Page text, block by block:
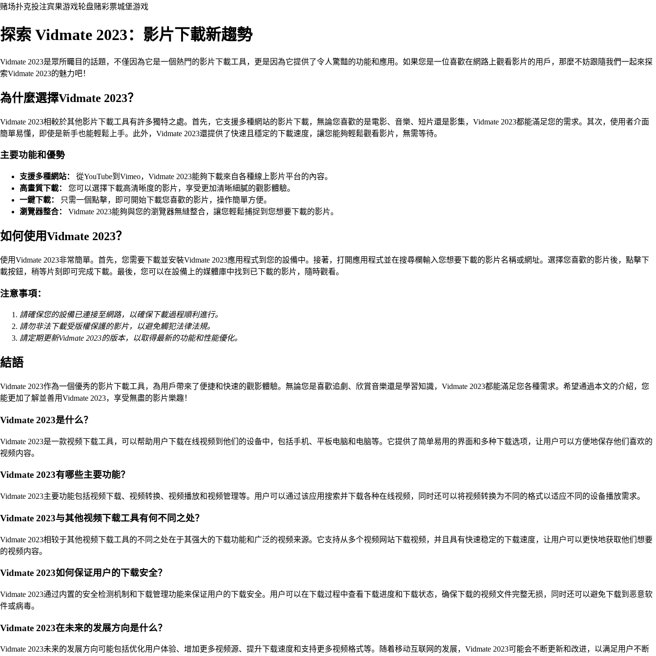
赌场扑克投注宾果游戏轮盘赌彩票城堡游戏
探索 Vidmate 2023：影片下載新趨勢
Vidmate 2023是眾所矚目的話題，不僅因為它是一個熱門的影片下載工具，更是因為它提供了令人驚豔的功能和應用。如果您是一位喜歡在網路上觀看影片的用戶，那麼不妨跟隨我們一起來探
索Vidmate 2023的魅力吧！
為什麼選擇Vidmate 2023？
Vidmate 2023相較於其他影片下載工具有許多獨特之處。首先，它支援多種網站的影片下載，無論您喜歡的是電影、音樂、短片還是影集，Vidmate 2023都能滿足您的需求。其次，使用者介面
簡單易懂，即使是新手也能輕鬆上手。此外，Vidmate 2023還提供了快速且穩定的下載速度，讓您能夠輕鬆觀看影片，無需等待。
主要功能和優勢
支援多種網站：
從YouTube到Vimeo，Vidmate 2023能夠下載來自各種線上影片平台的內容。
高畫質下載：
您可以選擇下載高清晰度的影片，享受更加清晰細膩的觀影體驗。
一鍵下載：
只需一個點擊，即可開始下載您喜歡的影片，操作簡單方便。
瀏覽器整合：
Vidmate 2023能夠與您的瀏覽器無縫整合，讓您輕鬆捕捉到您想要下載的影片。
如何使用Vidmate 2023？
使用Vidmate 2023非常簡單。首先，您需要下載並安裝Vidmate 2023應用程式到您的設備中。接著，打開應用程式並在搜尋欄輸入您想要下載的影片名稱或網址。選擇您喜歡的影片後，點擊下
載按鈕，稍等片刻即可完成下載。最後，您可以在設備上的媒體庫中找到已下載的影片，隨時觀看。
注意事項：
請確保您的設備已連接至網路，以確保下載過程順利進行。
請勿非法下載受版權保護的影片，以避免觸犯法律法規。
請定期更新Vidmate 2023的版本，以取得最新的功能和性能優化。
結語
Vidmate 2023作為一個優秀的影片下載工具，為用戶帶來了便捷和快速的觀影體驗。無論您是喜歡追劇、欣賞音樂還是學習知識，Vidmate 2023都能滿足您各種需求。希望通過本文的介紹，您
能更加了解並善用Vidmate 2023，享受無盡的影片樂趣！
Vidmate 2023是什么？
Vidmate 2023是一款视频下载工具，可以帮助用户下载在线视频到他们的设备中，包括手机、平板电脑和电脑等。它提供了简单易用的界面和多种下载选项，让用户可以方便地保存他们喜欢的
视频内容。
Vidmate 2023有哪些主要功能？
Vidmate 2023主要功能包括视频下载、视频转换、视频播放和视频管理等。用户可以通过该应用搜索并下载各种在线视频，同时还可以将视频转换为不同的格式以适应不同的设备播放需求。
Vidmate 2023与其他视频下载工具有何不同之处？
Vidmate 2023相较于其他视频下载工具的不同之处在于其强大的下载功能和广泛的视频来源。它支持从多个视频网站下载视频，并且具有快速稳定的下载速度，让用户可以更快地获取他们想要
的视频内容。
Vidmate 2023如何保证用户的下载安全？
Vidmate 2023通过内置的安全检测机制和下载管理功能来保证用户的下载安全。用户可以在下载过程中查看下载进度和下载状态，确保下载的视频文件完整无损，同时还可以避免下载到恶意软
件或病毒。
Vidmate 2023在未来的发展方向是什么？
Vidmate 2023未来的发展方向可能包括优化用户体验、增加更多视频源、提升下载速度和支持更多视频格式等。随着移动互联网的发展，Vidmate 2023可能会不断更新和改进，以满足用户不断